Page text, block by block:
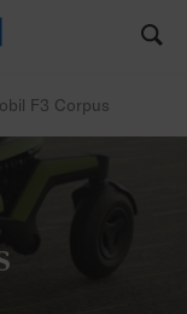
F3 Corpus